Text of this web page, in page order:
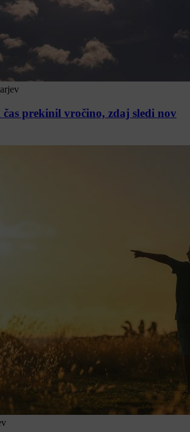
čas prekinil vročino, zdaj sledi nov